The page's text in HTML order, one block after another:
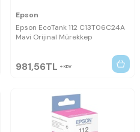
Epson
Epson EcoTank 112 C13T06C24A
Mavi Orijinal Mürekkep
981,56TL KDV